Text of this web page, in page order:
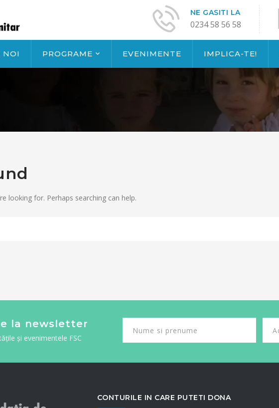
NE GASITI LA
0234 58 56 58
NOI PROGRAME EVENIMENTE IMPLICA-TE!
looking for. Perhaps searching can help.
la newsletter
și evenimentele FSC
CONTURILE IN CARE PUTETI DONA